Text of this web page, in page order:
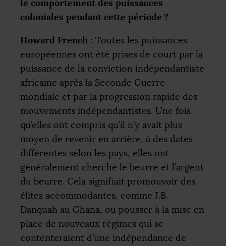
le comportement des puissances
coloniales pendant cette période ?
Howard French : Toutes les puissances
européennes ont été prises de court par la
puissance de la conviction indépendantiste
africaine après la Seconde Guerre
mondiale et par la progression rapide des
mouvements indépendantistes. Une fois
qu’elles ont compris qu’il n’y avait plus
moyen de revenir en arrière, à des dates
différentes selon les pays, elles ont
généralement cherché le beurre et l’argent
du beurre. Cela signifiait promouvoir des
élites accommodantes, comme J.B.
Danquah au Ghana, ou pousser à la mise en
place de nouveaux régimes qui se
contenteraient d’une indépendance de